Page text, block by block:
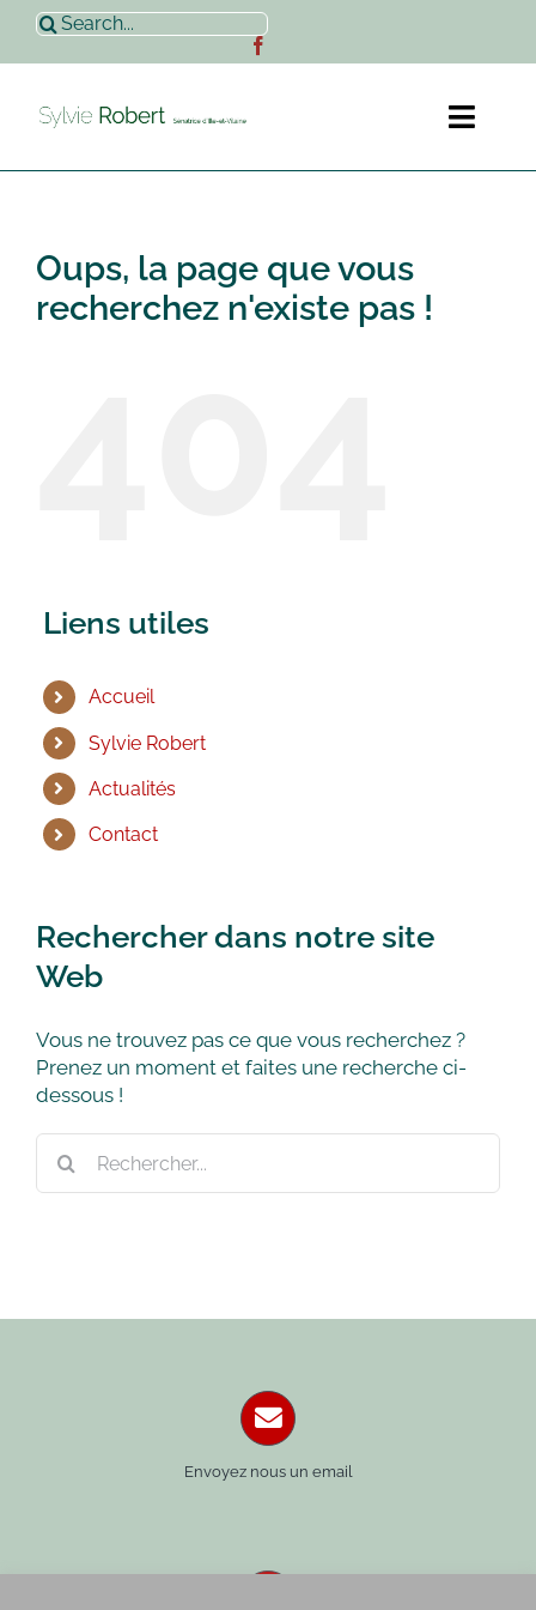
Passer
contenu
Rechercher:
Sylvie Robert
Oups, la page que vous
recherchez n'existe pas !
Liens utiles
Accueil
Sylvie Robert
Actualités
Contact
Rechercher dans notre site
Web
Vous ne trouvez pas ce que vous recherchez ?
Prenez un moment et faites une recherche ci-
dessous !
Envoyez nous un email